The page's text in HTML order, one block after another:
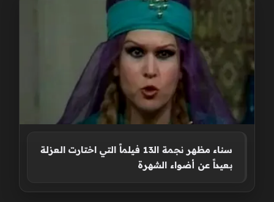
سناء مظهر نجمة الـ13 فيلماً التي اختارت العزلة
بعيداً عن أضواء الشهرة